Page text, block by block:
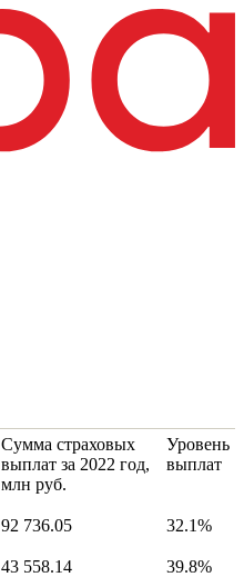
Сумма страховых
выплат за 2022 год,
млн руб.
Уровень
выплат
92 736.05 32.1%
43 558.14
39.8%